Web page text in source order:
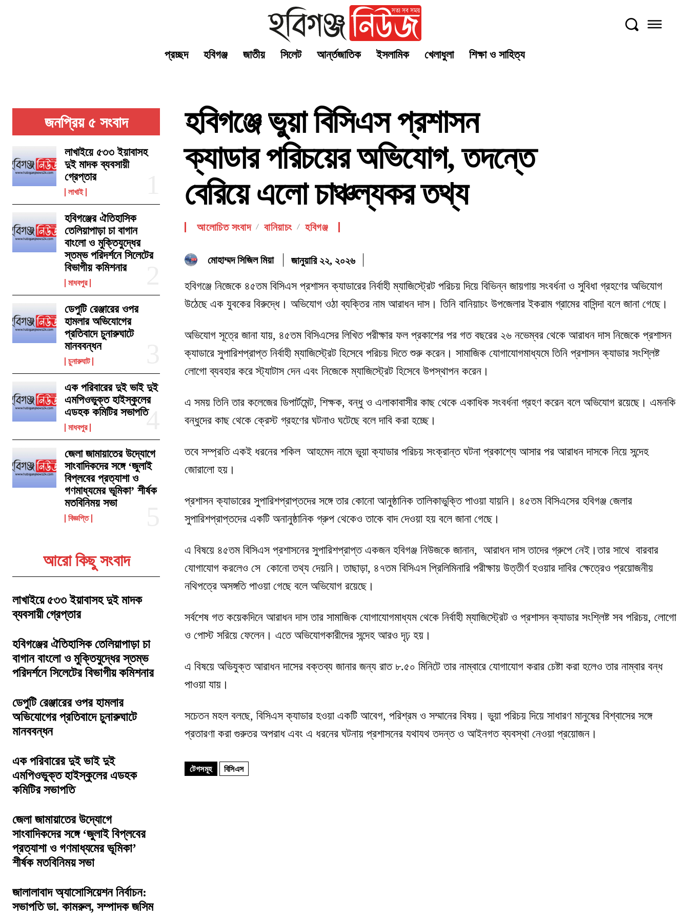
প্রচ্ছদ হবিগঞ্জ জাতীয় সিলেট আর্ন্তজাতিক ইসলামিক খেলাধুলা শিক্ষা ও সাহিত্য
জনপ্রিয় ৫ সংবাদ
লাখাইয়ে ৫৩৩ ইয়াবাসহ
দুই মাদক ব্যবসায়ী
গ্রেপ্তার
লাখাই
হবিগঞ্জের ঐতিহাসিক
তেলিয়াপাড়া চা বাগান
বাংলো ও মুক্তিযুদ্ধের
স্তম্ভ পরিদর্শনে সিলেটের
বিভাগীয় কমিশনার
মাধবপুর
ডেপুটি রেঞ্জারের ওপর
হামলার অভিযোগের
প্রতিবাদে চুনারুঘাটে
মানববন্ধন
চুনারুঘাট
এক পরিবারের দুই ভাই দুই
এমপিওভুক্ত হাইস্কুলের
এডহক কমিটির সভাপতি
মাধবপুর
জেলা জামায়াতের উদ্যোগে
সাংবাদিকদের সঙ্গে ‘জুলাই
বিপ্লবের প্রত্যাশা ও
গণমাধ্যমের ভূমিকা’ শীর্ষক
মতবিনিময় সভা
বিজ্ঞপ্তি
আরো কিছু সংবাদ
লাখাইয়ে ৫৩৩ ইয়াবাসহ দুই মাদক
ব্যবসায়ী গ্রেপ্তার
হবিগঞ্জের ঐতিহাসিক তেলিয়াপাড়া চা
বাগান বাংলো ও মুক্তিযুদ্ধের স্তম্ভ
পরিদর্শনে সিলেটের বিভাগীয় কমিশনার
ডেপুটি রেঞ্জারের ওপর হামলার
অভিযোগের প্রতিবাদে চুনারুঘাটে
মানববন্ধন
এক পরিবারের দুই ভাই দুই
এমপিওভুক্ত হাইস্কুলের এডহক
কমিটির সভাপতি
জেলা জামায়াতের উদ্যোগে
সাংবাদিকদের সঙ্গে ‘জুলাই বিপ্লবের
প্রত্যাশা ও গণমাধ্যমের ভূমিকা’
শীর্ষক মতবিনিময় সভা
জালালাবাদ অ্যাসোসিয়েশন নির্বাচন:
সভাপতি ডা. কামরুল, সম্পাদক জসিম
হবিগঞ্জে ভুয়া বিসিএস প্রশাসন
ক্যাডার পরিচয়ের অভিযোগ, তদন্তে
বেরিয়ে এলো চাঞ্চল্যকর তথ্য
আলোচিত সংবাদ বানিয়াচং হবিগঞ্জ
মোহাম্মদ সিজিল মিয়া জানুয়ারি ২২, ২০২৬
হবিগঞ্জে নিজেকে ৪৫তম বিসিএস প্রশাসন ক্যাডারের নির্বাহী ম্যাজিস্ট্রেট পরিচয় দিয়ে বিভিন্ন জায়গায় সংবর্ধনা ও সুবিধা গ্রহণের অভিযোগ
উঠেছে এক যুবকের বিরুদ্ধে। অভিযোগ ওঠা ব্যক্তির নাম আরাধন দাস। তিনি বানিয়াচং উপজেলার ইকরাম গ্রামের বাসিন্দা বলে জানা গেছে।
অভিযোগ সূত্রে জানা যায়, ৪৫তম বিসিএসের লিখিত পরীক্ষার ফল প্রকাশের পর গত বছরের ২৬ নভেম্বর থেকে আরাধন দাস নিজেকে প্রশাসন
ক্যাডারে সুপারিশপ্রাপ্ত নির্বাহী ম্যাজিস্ট্রেট হিসেবে পরিচয় দিতে শুরু করেন। সামাজিক যোগাযোগমাধ্যমে তিনি প্রশাসন ক্যাডার সংশ্লিষ্ট
লোগো ব্যবহার করে স্ট্যাটাস দেন এবং নিজেকে ম্যাজিস্ট্রেট হিসেবে উপস্থাপন করেন।
এ সময় তিনি তার কলেজের ডিপার্টমেন্ট, শিক্ষক, বন্ধু ও এলাকাবাসীর কাছ থেকে একাধিক সংবর্ধনা গ্রহণ করেন বলে অভিযোগ রয়েছে। এমনকি
বন্ধুদের কাছ থেকে ক্রেস্ট গ্রহণের ঘটনাও ঘটেছে বলে দাবি করা হচ্ছে।
তবে সম্প্রতি একই ধরনের শকিল আহমেদ নামে ভুয়া ক্যাডার পরিচয় সংক্রান্ত ঘটনা প্রকাশ্যে আসার পর আরাধন দাসকে নিয়ে সন্দেহ
জোরালো হয়।
প্রশাসন ক্যাডারের সুপারিশপ্রাপ্তদের সঙ্গে তার কোনো আনুষ্ঠানিক তালিকাভুক্তি পাওয়া যায়নি। ৪৫তম বিসিএসের হবিগঞ্জ জেলার
সুপারিশপ্রাপ্তদের একটি অনানুষ্ঠানিক গ্রুপ থেকেও তাকে বাদ দেওয়া হয় বলে জানা গেছে।
এ বিষয়ে ৪৫তম বিসিএস প্রশাসনের সুপারিশপ্রাপ্ত একজন হবিগঞ্জ নিউজকে জানান, আরাধন দাস তাদের গ্রুপে নেই।তার সাথে বারবার
যোগাযোগ করলেও সে কোনো তথ্য দেয়নি। তাছাড়া, ৪৭তম বিসিএস প্রিলিমিনারি পরীক্ষায় উত্তীর্ণ হওয়ার দাবির ক্ষেত্রেও প্রয়োজনীয়
নথিপত্রে অসঙ্গতি পাওয়া গেছে বলে অভিযোগ রয়েছে।
সর্বশেষ গত কয়েকদিনে আরাধন দাস তার সামাজিক যোগাযোগমাধ্যম থেকে নির্বাহী ম্যাজিস্ট্রেট ও প্রশাসন ক্যাডার সংশ্লিষ্ট সব পরিচয়, লোগো
ও পোস্ট সরিয়ে ফেলেন। এতে অভিযোগকারীদের সন্দেহ আরও দৃঢ় হয়।
এ বিষয়ে অভিযুক্ত আরাধন দাসের বক্তব্য জানার জন্য রাত ৮.৫০ মিনিটে তার নাম্বারে যোগাযোগ করার চেষ্টা করা হলেও তার নাম্বার বন্ধ
পাওয়া যায়।
সচেতন মহল বলছে, বিসিএস ক্যাডার হওয়া একটি আবেগ, পরিশ্রম ও সম্মানের বিষয়। ভুয়া পরিচয় দিয়ে সাধারণ মানুষের বিশ্বাসের সঙ্গে
প্রতারণা করা গুরুতর অপরাধ এবং এ ধরনের ঘটনায় প্রশাসনের যথাযথ তদন্ত ও আইনগত ব্যবস্থা নেওয়া প্রয়োজন।
টেগসমূহ বিসিএস